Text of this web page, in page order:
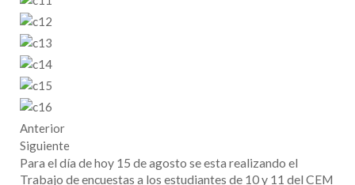
Anterior
Siguiente
Para el día de hoy 15 de agosto se esta realizando el
Trabajo de encuestas a los estudiantes de 10 y 11 del CEM